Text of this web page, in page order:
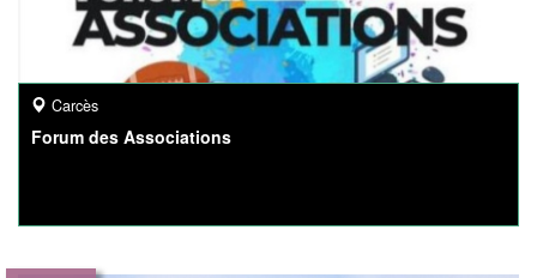
Carcès
Forum des Associations